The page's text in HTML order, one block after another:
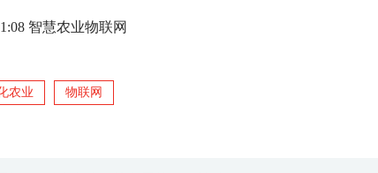
智慧农业物联网
农业 物联网